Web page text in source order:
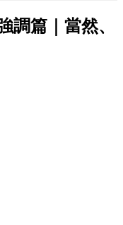
調篇｜當然、